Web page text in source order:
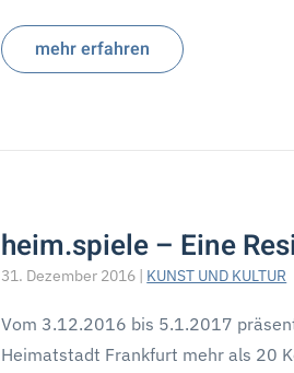
mehr erfahren
heim.spiele – Eine
31. Dezember 2016 | KUNST UND KULTUR
Vom 3.12.2016 bis 5.1.2017
Heimatstadt Frankfurt mehr als 20